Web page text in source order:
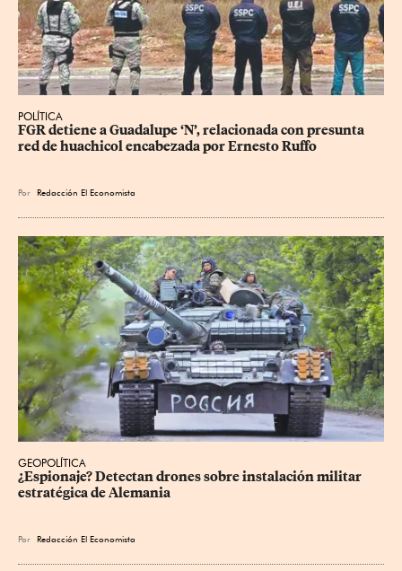
POLÍTICA
FGR detiene a Guadalupe ‘N’, relacionada con presunta
red de huachicol encabezada por Ernesto Ruffo
Por Redacción El Economista
GEOPOLÍTICA
¿Espionaje? Detectan drones sobre instalación militar
estratégica de Alemania
Por Redacción El Economista